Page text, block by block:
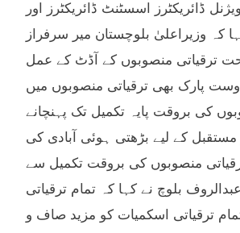
ڈائریکٹرز اسسٹنٹ ڈائریکٹرز اور
وزیراعلیٰ بلوچستان میر سرفراز
وزیرِ بلدیات میر کوہیار ڈومکی کی ہدایات کے مطابق 2023۔ 2024 کے تحت ترقیاتی منصوبوں کے آڈٹ کے عمل
پارک بھی ترقیاتی منصوبوں میں
کی بروقت پایہ تکمیل تک پہنچانے
کے لیے بڑھتی ہوئی آبادی کی
منصوبوں کی بروقت تکمیل سے
بلوچ نے کہا کہ تمام ترقیاتی
ترقیاتی اسکمیات کو مزید صاف و